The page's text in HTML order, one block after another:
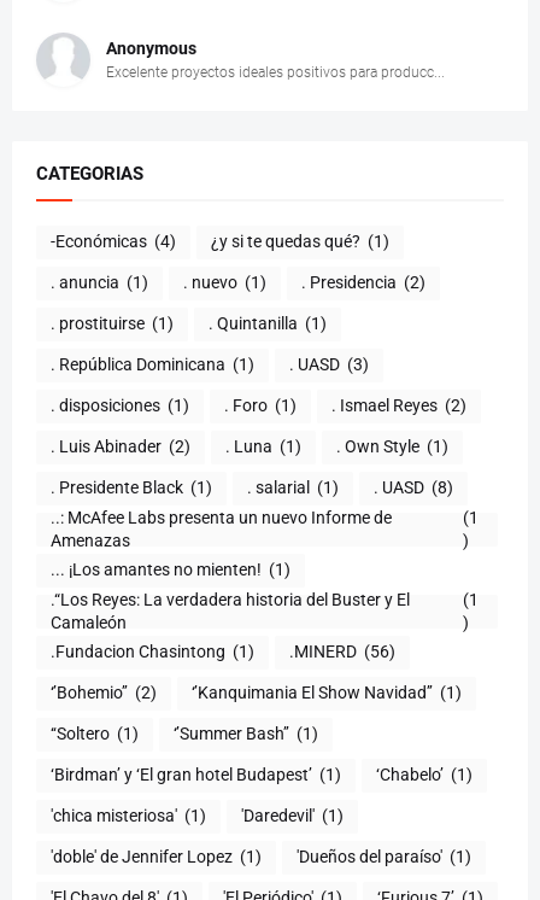
Anonymous
Excelente proyectos ideales positivos para producc...
CATEGORIAS
-Económicas (4) ¿y si te quedas qué? (1)
. anuncia (1) . nuevo (1) . Presidencia (2)
. prostituirse (1) . Quintanilla (1)
. República Dominicana (1) . UASD (3)
. disposiciones (1) . Foro (1) . Ismael Reyes (2)
. Luis Abinader (2) . Luna (1) . Own Style (1)
. Presidente Black (1) . salarial (1) . UASD (8)
..: McAfee Labs presenta un nuevo Informe de
(1
)
... ¡Los amantes no mienten! (1)
.“Los Reyes: La verdadera historia del Buster y El
Camaleón
(1
)
.Fundacion Chasintong (1) .MINERD (56)
‘’Bohemio’’ (2) ‘’Kanquimania El Show Navidad’’ (1)
‘‘Soltero (1) ‘’Summer Bash’’ (1)
‘Birdman’ y ‘El gran hotel Budapest’ (1) ‘Chabelo’ (1)
'chica misteriosa' (1) 'Daredevil' (1)
'doble' de Jennifer Lopez (1) 'Dueños del paraíso' (1)